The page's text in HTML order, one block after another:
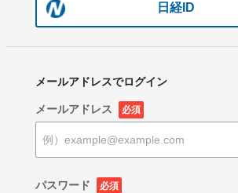
日経ID
メールアドレスでログイン
メールアドレス 必須
パスワード 必須